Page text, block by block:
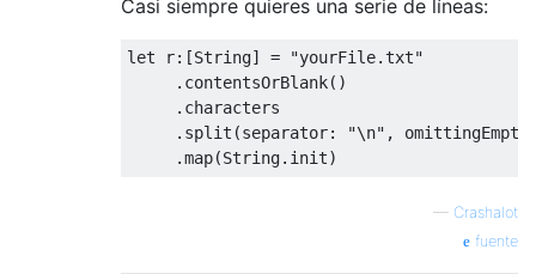
Casi siempre quieres una serie de líneas:
let r:[String] =
"yourFile.txt"
. contentsOrBlank()
. characters
. split (separator: "\n" ,
.map(String. init)
— Crashalot
fuente